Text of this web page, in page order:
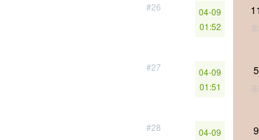
#26
04-09
01:52
#27
04-09
01:51
#28
04-09